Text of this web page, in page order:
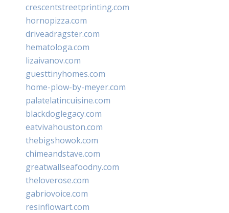
crescentstreetprinting.com
hornopizza.com
driveadragster.com
hematologa.com
lizaivanov.com
guesttinyhomes.com
home-plow-by-meyer.com
palatelatincuisine.com
blackdoglegacy.com
eatvivahouston.com
thebigshowok.com
chimeandstave.com
greatwallseafoodny.com
theloverose.com
gabriovoice.com
resinflowart.com